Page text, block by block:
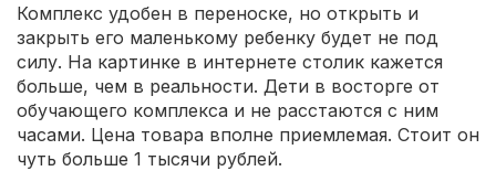
Комплекс удобен в переноске, но открыть и
закрыть его маленькому ребенку будет не под
силу. На картинке в интернете столик кажется
больше, чем в реальности. Дети в восторге от
обучающего комплекса и не расстаются с ним
часами. Цена товара вполне приемлемая. Стоит он
чуть больше 1 тысячи рублей.